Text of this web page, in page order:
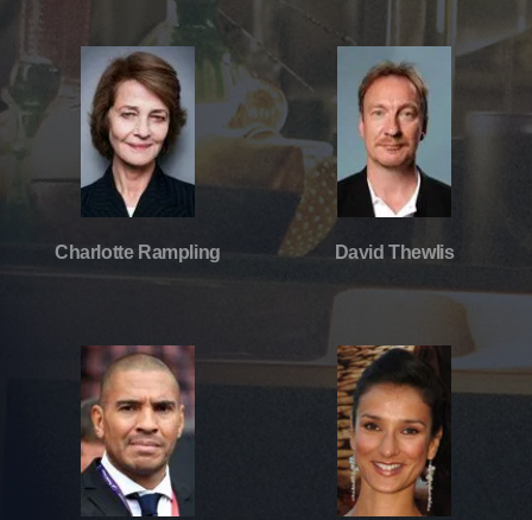
Charlotte Rampling David Thewlis